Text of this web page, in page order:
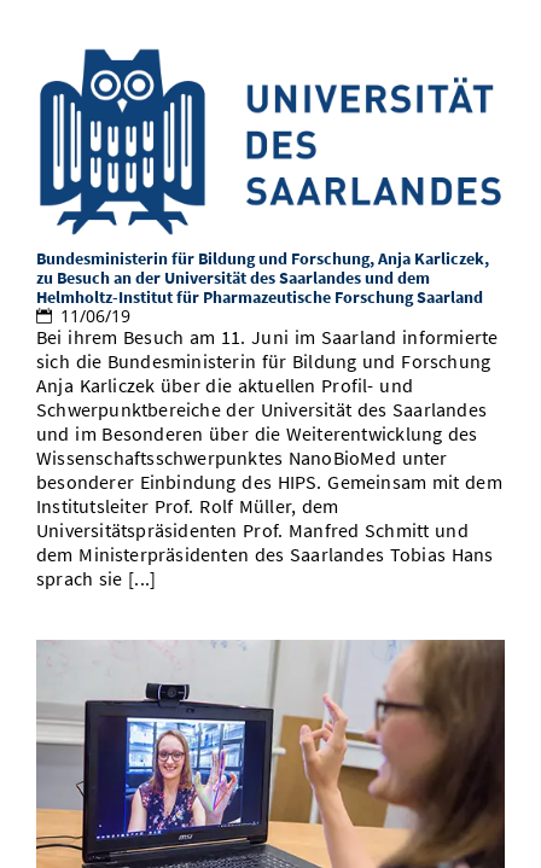
Bundesministerin für Bildung und Forschung, Anja Karliczek,
zu Besuch an der Universität des Saarlandes und dem
Helmholtz-Institut für Pharmazeutische Forschung Saarland
11/06/19
Bei ihrem Besuch am 11. Juni im Saarland informierte
sich die Bundesministerin für Bildung und Forschung
Anja Karliczek über die aktuellen Profil- und
Schwerpunktbereiche der Universität des Saarlandes
und im Besonderen über die Weiterentwicklung des
Wissenschaftsschwerpunktes NanoBioMed unter
besonderer Einbindung des HIPS. Gemeinsam mit dem
Institutsleiter Prof. Rolf Müller, dem
Universitätspräsidenten Prof. Manfred Schmitt und
dem Ministerpräsidenten des Saarlandes Tobias Hans
sprach sie [...]